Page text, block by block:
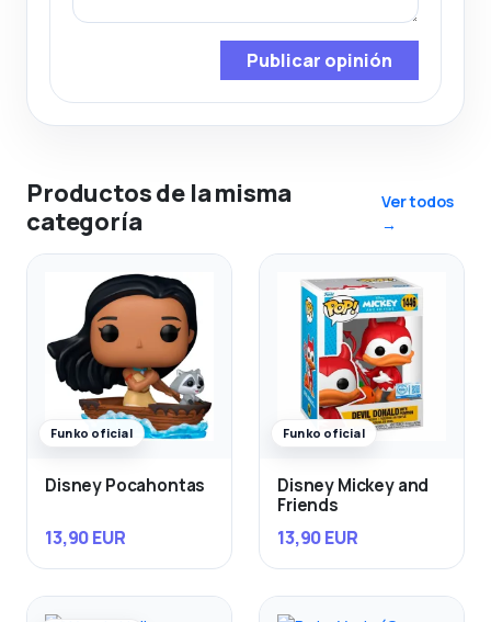
Publicar opinión
Productos de la misma
categoría
Ver todos
→
Funko oficial
Disney Pocahontas
13,90 EUR
Funko oficial
Disney Mickey and
Friends
13,90 EUR